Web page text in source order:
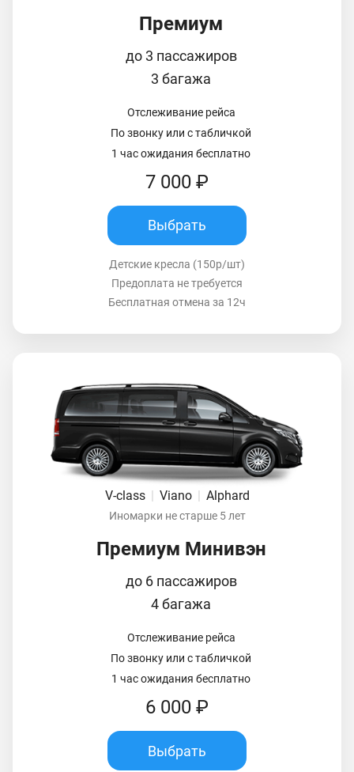
Премиум
до 3 пассажиров
3 багажа
Отслеживание рейса
По звонку или с табличкой
1 час ожидания бесплатно
7 000 ₽
Выбрать
Детские кресла (150р/шт)
Предоплата не требуется
Бесплатная отмена за 12ч
V-class Viano Alphard
Иномарки не старше 5 лет
Премиум Минивэн
до 6 пассажиров
4 багажа
Отслеживание рейса
По звонку или с табличкой
1 час ожидания бесплатно
6 000 ₽
Выбрать